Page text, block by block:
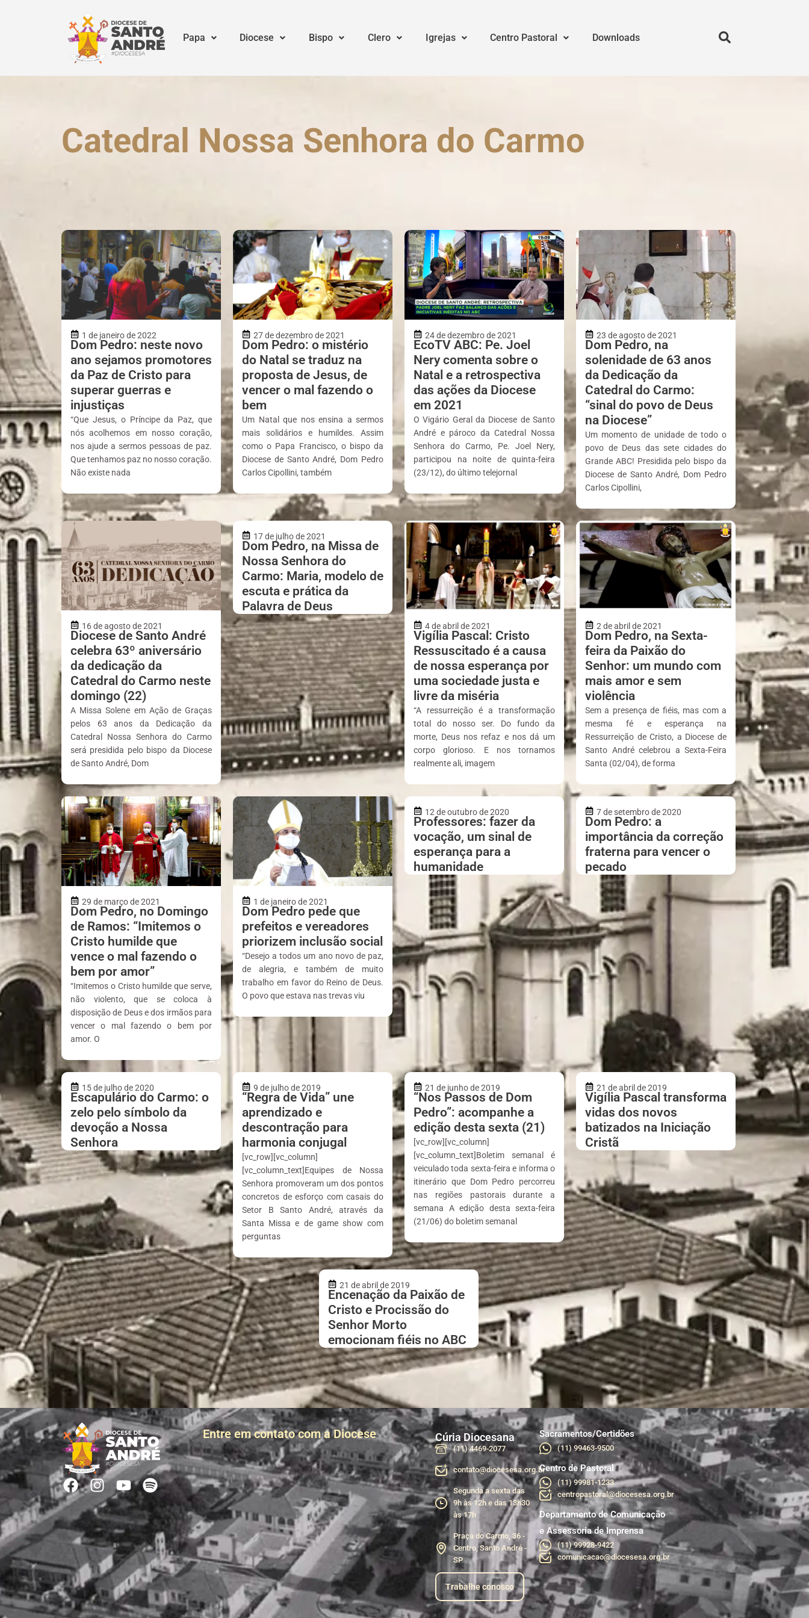
Papa Diocese Bispo Clero Igrejas Centro Pastoral Downloads
Catedral Nossa Senhora do Carmo
1 de janeiro de 2022
Dom Pedro: neste novo
ano sejamos promotores
da Paz de Cristo para
superar guerras e
injustiças
“Que Jesus, o Príncipe da Paz, que
nós acolhemos em nosso coração,
nos ajude a sermos pessoas de paz.
Que tenhamos paz no nosso coração.
Não existe nada
27 de dezembro de 2021
Dom Pedro: o mistério
do Natal se traduz na
proposta de Jesus, de
vencer o mal fazendo o
bem
Um Natal que nos ensina a sermos
mais solidários e humildes. Assim
como o Papa Francisco, o bispo da
Diocese de Santo André, Dom Pedro
Carlos Cipollini, também
24 de dezembro de 2021
EcoTV ABC: Pe. Joel
Nery comenta sobre o
Natal e a retrospectiva
das ações da Diocese
em 2021
O Vigário Geral da Diocese de Santo
André e pároco da Catedral Nossa
Senhora do Carmo, Pe. Joel Nery,
participou na noite de quinta-feira
(23/12), do último telejornal
23 de agosto de 2021
Dom Pedro, na
solenidade de 63 anos
da Dedicação da
Catedral do Carmo:
“sinal do povo de Deus
na Diocese”
Um momento de unidade de todo o
povo de Deus das sete cidades do
Grande ABC! Presidida pelo bispo da
Diocese de Santo André, Dom Pedro
Carlos Cipollini,
16 de agosto de 2021
Diocese de Santo André
celebra 63º aniversário
da dedicação da
Catedral do Carmo neste
domingo (22)
A Missa Solene em Ação de Graças
pelos 63 anos da Dedicação da
Catedral Nossa Senhora do Carmo
será presidida pelo bispo da Diocese
de Santo André, Dom
17 de julho de 2021
Dom Pedro, na Missa de
Nossa Senhora do
Carmo: Maria, modelo de
escuta e prática da
Palavra de Deus
4 de abril de 2021
Vigília Pascal: Cristo
Ressuscitado é a causa
de nossa esperança por
uma sociedade justa e
livre da miséria
“A ressurreição é a transformação
total do nosso ser. Do fundo da
morte, Deus nos refaz e nos dá um
corpo glorioso. E nos tornamos
realmente ali, imagem
2 de abril de 2021
Dom Pedro, na Sexta-
feira da Paixão do
Senhor: um mundo com
mais amor e sem
violência
Sem a presença de fiéis, mas com a
mesma fé e esperança na
Ressurreição de Cristo, a Diocese de
Santo André celebrou a Sexta-Feira
Santa (02/04), de forma
29 de março de 2021
Dom Pedro, no Domingo
de Ramos: “Imitemos o
Cristo humilde que
vence o mal fazendo o
bem por amor”
“Imitemos o Cristo humilde que serve,
não violento, que se coloca à
disposição de Deus e dos irmãos para
vencer o mal fazendo o bem por
amor. O
1 de janeiro de 2021
Dom Pedro pede que
prefeitos e vereadores
priorizem inclusão social
“Desejo a todos um ano novo de paz,
de alegria, e também de muito
trabalho em favor do Reino de Deus.
O povo que estava nas trevas viu
12 de outubro de 2020
Professores: fazer da
vocação, um sinal de
esperança para a
humanidade
7 de setembro de 2020
Dom Pedro: a
importância da correção
fraterna para vencer o
pecado
15 de julho de 2020
Escapulário do Carmo: o
zelo pelo símbolo da
devoção a Nossa
Senhora
9 de julho de 2019
“Regra de Vida” une
aprendizado e
descontração para
harmonia conjugal
[vc_row][vc_column]
[vc_column_text]Equipes de Nossa
Senhora promoveram um dos pontos
concretos de esforço com casais do
Setor B Santo André, através da
Santa Missa e de game show com
perguntas
21 de junho de 2019
“Nos Passos de Dom
Pedro”: acompanhe a
edição desta sexta (21)
[vc_row][vc_column]
[vc_column_text]Boletim semanal é
veiculado toda sexta-feira e informa o
itinerário que Dom Pedro percorreu
nas regiões pastorais durante a
semana A edição desta sexta-feira
(21/06) do boletim semanal
21 de abril de 2019
Vigília Pascal transforma
vidas dos novos
batizados na Iniciação
Cristã
21 de abril de 2019
Encenação da Paixão de
Cristo e Procissão do
Senhor Morto
emocionam fiéis no ABC
Entre em contato com a Diocese Cúria Diocesana
(11) 4469-2077
contato@diocesesa.org.br
Segunda a sexta das
9h às 12h e das 13h30
às 17h
Praça do Carmo, 36 -
Centro, Santo André -
SP
Trabalhe conosco
Sacramentos/Certidões
(11) 99463-9500
Centro de Pastoral
(11) 99981-1233
centropastoral@diocesesa.org.br
Departamento de Comunicação
e Assessoria de Imprensa
(11) 99928-9422
comunicacao@diocesesa.org.br